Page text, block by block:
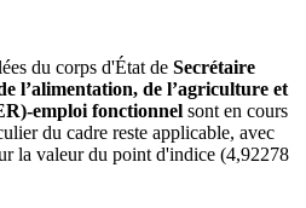
du corps d'État de Secrétaire
l’alimentation, de l’agriculture et
emploi fonctionnel sont en cours
du cadre reste applicable, avec
la valeur du point d'indice (4,92278